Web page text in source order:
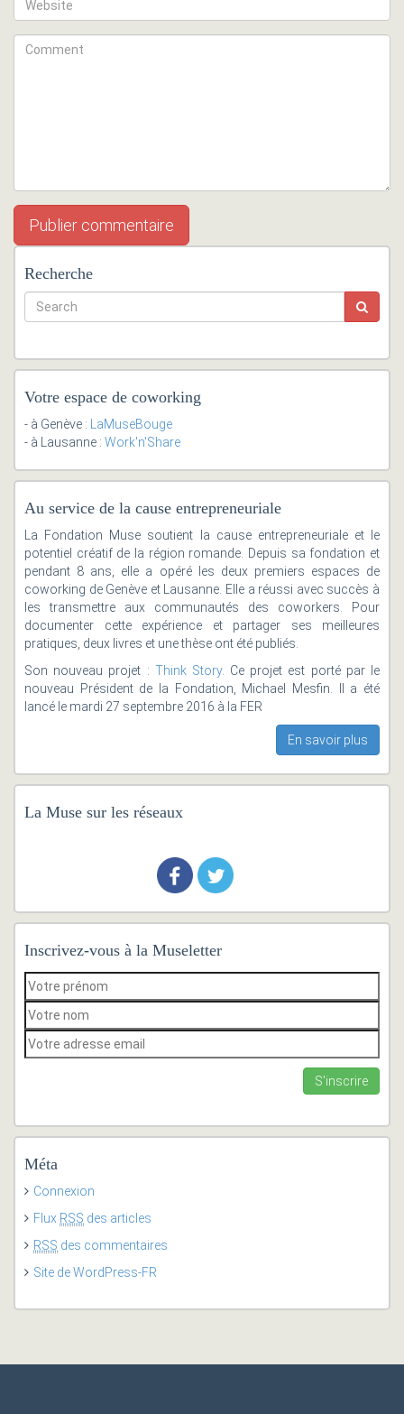
Recherche
Votre espace de coworking
- à Genève :
LaMuseBouge
- à Lausanne : Work'n'Share
Au service de la cause entrepreneuriale
La Fondation Muse soutient la cause entrepreneuriale et le
potentiel créatif de la région romande. Depuis sa fondation et
pendant 8 ans, elle a opéré les deux premiers espaces de
coworking de Genève et Lausanne. Elle a réussi avec succès à
les transmettre aux communautés des coworkers. Pour
documenter cette expérience et partager ses meilleures
pratiques, deux livres et une thèse ont été publiés.
Son nouveau projet : Think Story. Ce projet est porté par le
nouveau Président de la Fondation, Michael Mesfin. Il a été
lancé le mardi 27 septembre 2016 à la FER
En savoir plus
La Muse sur les réseaux
Inscrivez-vous à la Museletter
Méta
Connexion
Flux RSS des articles
RSS des commentaires
Site de WordPress-FR